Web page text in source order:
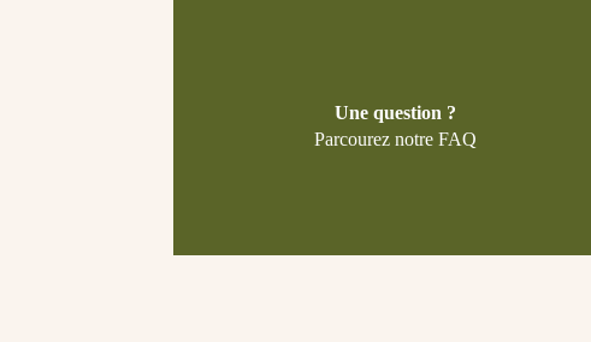
Une question ?
Parcourez notre FAQ